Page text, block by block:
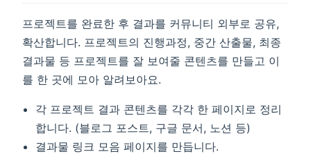
프로젝트를 완료한 후 결과를 커뮤니티 외부로 공유,
확산합니다. 프로젝트의 진행과정, 중간 산출물, 최종
결과물 등 프로젝트를 잘 보여줄 콘텐츠를 만들고 이
를 한 곳에 모아 알려보아요.
각 프로젝트 결과 콘텐츠를 각각 한 페이지로 정리
합니다. (블로그 포스트, 구글 문서, 노션 등)
결과물 링크 모음 페이지를 만듭니다.